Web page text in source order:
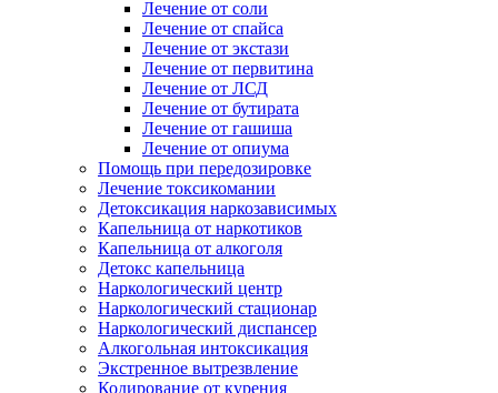
Лечение от соли
Лечение от спайса
Лечение от экстази
Лечение от первитина
Лечение от ЛСД
Лечение от бутирата
Лечение от гашиша
Лечение от опиума
Помощь при передозировке
Лечение токсикомании
Детоксикация наркозависимых
Капельница от наркотиков
Капельница от алкоголя
Детокс капельница
Наркологический центр
Наркологический стационар
Наркологический диспансер
Алкогольная интоксикация
Экстренное вытрезвление
Кодирование от курения